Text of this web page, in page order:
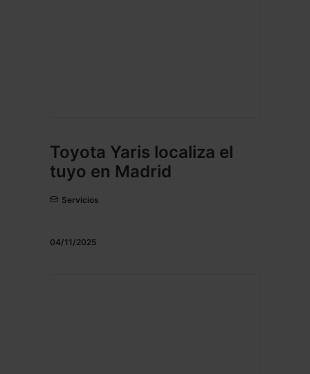
Toyota Yaris localiza el
tuyo en Madrid
Servicios
04/11/2025